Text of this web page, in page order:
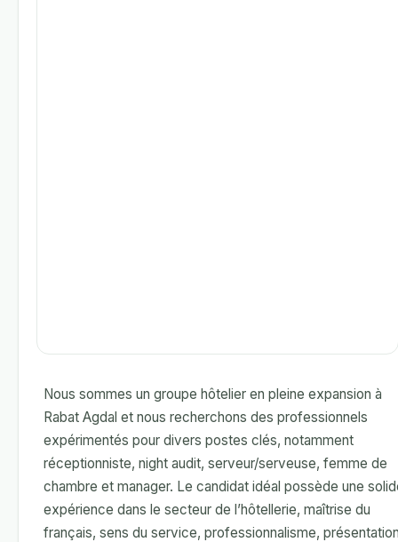
Nous sommes un groupe hôtelier en pleine expansion à
Rabat Agdal et nous recherchons des professionnels
expérimentés pour divers postes clés, notamment
réceptionniste, night audit, serveur/serveuse, femme de
chambre et manager. Le candidat idéal possède une
expérience dans le secteur de l’hôtellerie, maîtrise du
français, sens du service, professionnalisme,